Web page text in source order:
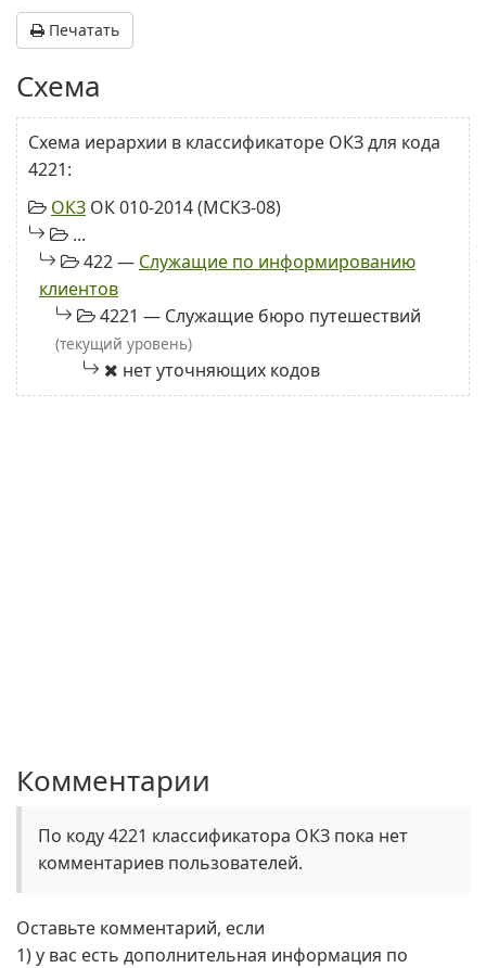
Печатать
Схема
Схема иерархии в классификаторе ОКЗ для кода
4221:
ОКЗ ОК 010-2014 (МСКЗ-08)
...
422 — Служащие по информированию
клиентов
4221 — Служащие бюро путешествий
(текущий уровень)
нет уточняющих кодов
Комментарии
По коду 4221 классификатора ОКЗ пока нет
комментариев пользователей.
Оставьте комментарий, если
1) у вас есть дополнительная информация по